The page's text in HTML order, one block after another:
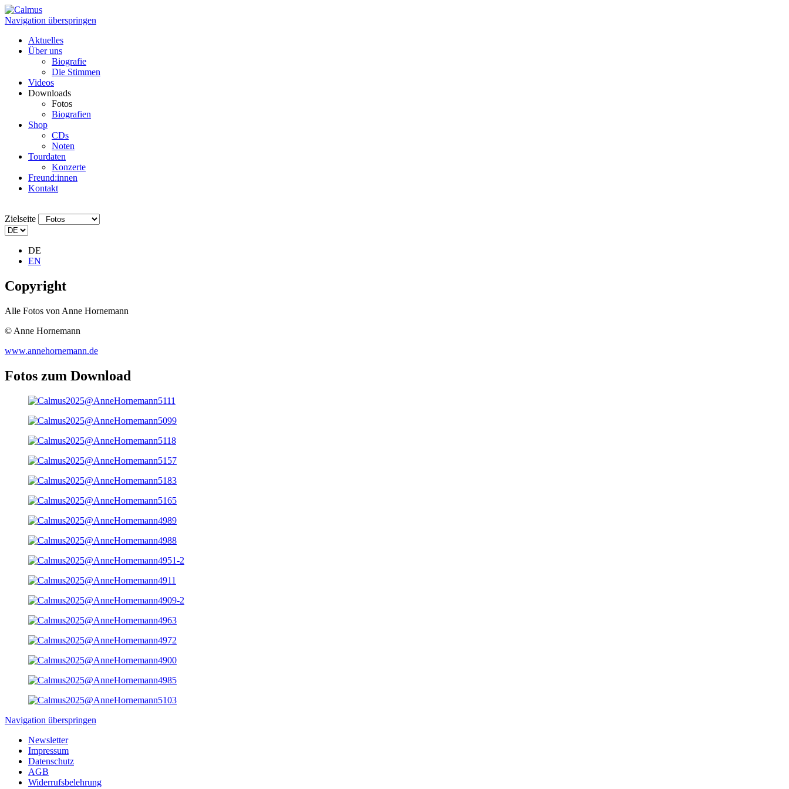
Navigation überspringen
Aktuelles
Über uns
Biografie
Die Stimmen
Videos
Downloads
Fotos
Biografien
Shop
CDs
Noten
Tourdaten
Konzerte
Freund:innen
Kontakt
Zielseite
DE
EN
Copyright
Alle Fotos von Anne Hornemann
© Anne Hornemann
www.annehornemann.de
Fotos zum Download
Navigation überspringen
Newsletter
Impressum
Datenschutz
AGB
Widerrufsbelehrung